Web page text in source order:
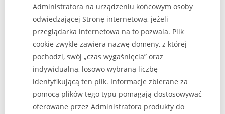
Administratora na urządzeniu końcowym osoby
odwiedzającej Stronę internetową, jeżeli
przeglądarka internetowa na to pozwala. Plik
cookie zwykle zawiera nazwę domeny, z której
pochodzi, swój „czas wygaśnięcia” oraz
indywidualną, losowo wybraną liczbę
identyfikującą ten plik. Informacje zbierane za
pomocą plików tego typu pomagają dostosowywać
oferowane przez Administratora produkty do